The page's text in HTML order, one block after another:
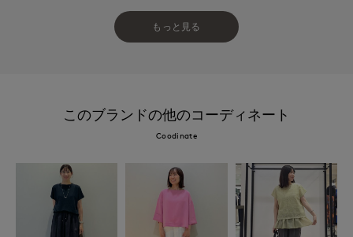
もっと見る
このブランドの他のコーディネート
Coodinate